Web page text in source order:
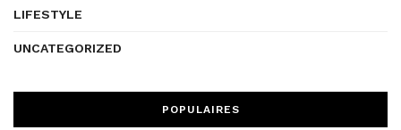
LIFESTYLE
UNCATEGORIZED
POPULAIRES